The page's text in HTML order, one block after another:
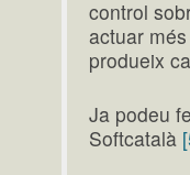
control
actuar
produeix
Ja podeu
Softcatalà